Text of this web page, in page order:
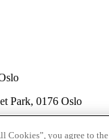
Park, 0176 Oslo
Cookies”, you agree to